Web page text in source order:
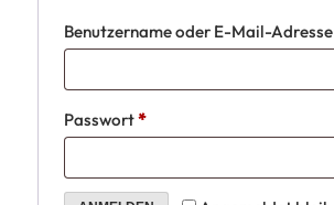
Benutzername oder E-Mail-Adresse
Passwort*Erforderlich